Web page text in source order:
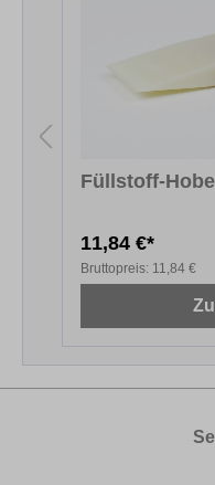
Füllstoff-
11,84 €*
Bruttopreis: 11,84 €